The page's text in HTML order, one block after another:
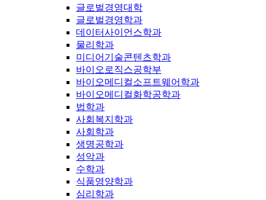
글로벌경영대학
글로벌경영학과
데이터사이언스학과
물리학과
미디어기술콘텐츠학과
바이오로직스공학부
바이오메디컬소프트웨어학과
바이오메디컬화학공학과
법학과
사회복지학과
사회학과
생명공학과
성악과
수학과
식품영양학과
심리학과